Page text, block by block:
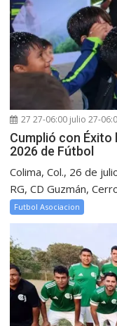
27 27-06:00 julio 27-
Cumplió con Éxito
2026 de Fútbol
Colima, Col., 26 de
RG, CD Guzmán,
Futbol Asociacion